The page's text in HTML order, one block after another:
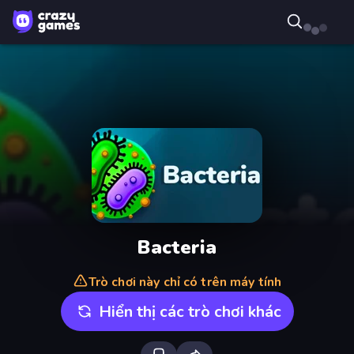
Bacteria
Trò chơi này chỉ có trên máy tính
Hiển thị các trò chơi khác